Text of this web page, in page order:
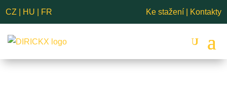
CZ HU FR Ke stažení Kontakty